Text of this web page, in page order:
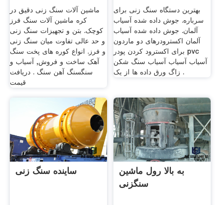
ماشین آلات سنگ زنی دقیق در
کره ماشین آلات سنگ فرز
کوچک. بتن و تجهیزات سنگ زنی
و حد عالی تفاوت میان سنگ زنی
و فرز. انواع کوره های پخت سنگ
آهک ساخت و فروش, آسیاب و
سنگسنگ آهن سنگ . دریافت
قیمت
بهترین دستگاه سنگ زنی برای
سرباره. جوش داده شده آسیاب
آلمان. جوش داده شده آسیاب
آلمان اکسترودرهای دو ماردون
برای اکسترود کردن پودر pvc
آسیاب آسیاب آسیاب سنگ شکن
زاگ ورق داده ها از یک .
ساینده سنگ زنی
به بالا رول ماشین
سنگزنی